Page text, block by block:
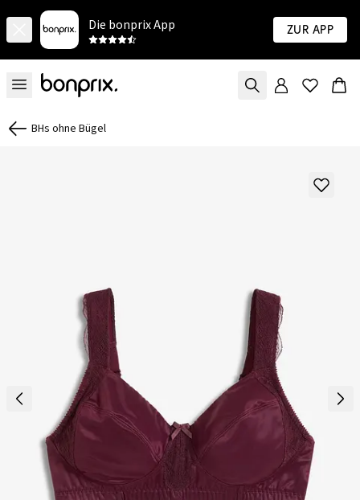
Die bonprix App Zur App
BHs ohne Bügel